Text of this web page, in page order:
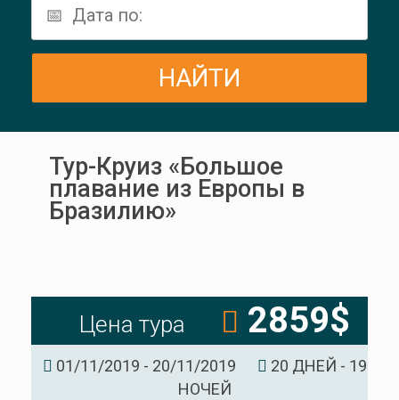
Тур-Круиз «Большое
плавание из Европы в
Бразилию»
Цена тура 2859$
01/11/2019 - 20/11/2019
20 ДНЕЙ - 19
НОЧЕЙ